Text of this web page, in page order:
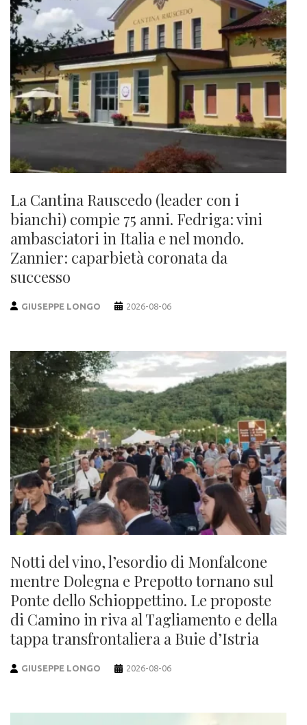
La Cantina Rauscedo (leader con i
bianchi) compie 75 anni. Fedriga: vini
ambasciatori in Italia e nel mondo.
Zannier: caparbietà coronata da
successo
GIUSEPPE LONGO 2026-08-06
Notti del vino, l’esordio di Monfalcone
mentre Dolegna e Prepotto tornano sul
Ponte dello Schioppettino. Le proposte
di Camino in riva al Tagliamento e della
tappa transfrontaliera a Buie d’Istria
GIUSEPPE LONGO 2026-08-06